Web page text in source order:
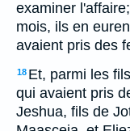
examiner l'affaire;
mois, ils en
avaient pris des
18 Et, parmi les
qui avaient pris
Jeshua, fils de